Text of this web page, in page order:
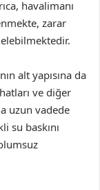
havalimanı
zarar
alt yapısına da
ve diğer
uzun vadede
su baskını